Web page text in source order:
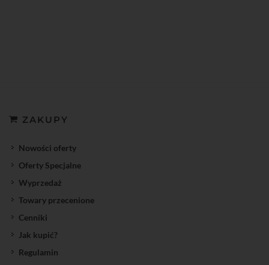
ZAKUPY
Nowości oferty
Oferty Specjalne
Wyprzedaż
Towary przecenione
Cenniki
Jak kupić?
Regulamin